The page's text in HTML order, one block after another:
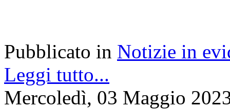
Pubblicato in Notizie in
Leggi tutto...
Mercoledì, 03 Maggio